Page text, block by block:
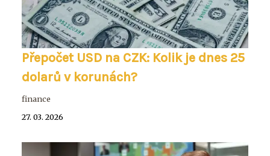
Přepočet USD na CZK: Kolik je dnes 25
dolarů v korunách?
finance
27. 03. 2026